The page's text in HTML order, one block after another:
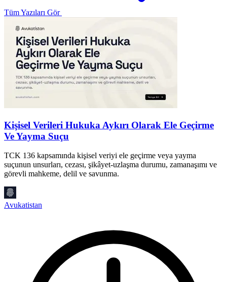
Tüm Yazıları Gör
Kişisel Verileri Hukuka Aykırı Olarak Ele Geçirme
Ve Yayma Suçu
TCK 136 kapsamında kişisel veriyi ele geçirme veya yayma
suçunun unsurları, cezası, şikâyet-uzlaşma durumu, zamanaşımı ve
görevli mahkeme, delil ve savunma.
Avukatistan